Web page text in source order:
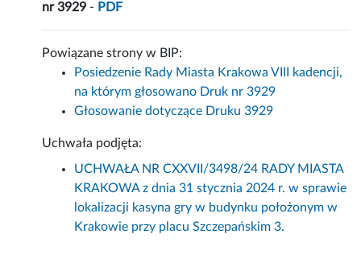
nr 3929 - PDF
Powiązane strony w BIP:
Posiedzenie Rady Miasta Krakowa VIII kadencji,
na którym głosowano Druk nr 3929
Głosowanie dotyczące Druku 3929
Uchwała podjęta:
UCHWAŁA NR CXXVII/3498/24 RADY MIASTA
KRAKOWA z dnia 31 stycznia 2024 r. w sprawie
lokalizacji kasyna gry w budynku położonym w
Krakowie przy placu Szczepańskim 3.